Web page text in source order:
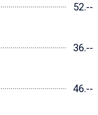
52.--
36.--
46.--